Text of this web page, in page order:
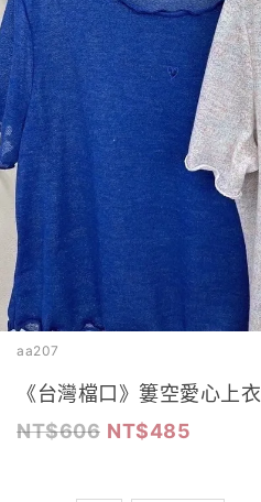
aa207
《台灣檔口》簍空愛心上衣
606
485